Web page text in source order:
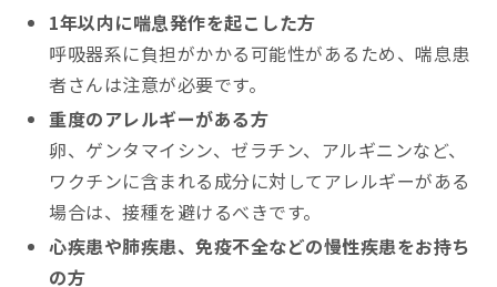
1年以内に喘息発作を起こした方
呼吸器系に負担がかかる可能性があるため、喘息患
者さんは注意が必要です。
重度のアレルギーがある方
卵、ゲンタマイシン、ゼラチン、アルギニンなど、
ワクチンに含まれる成分に対してアレルギーがある
場合は、接種を避けるべきです。
心疾患や肺疾患、免疫不全などの慢性疾患をお持ち
の方